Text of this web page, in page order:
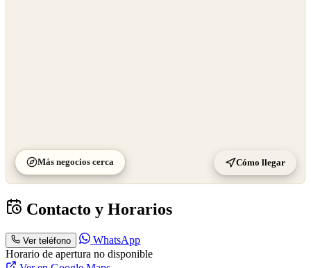
Más negocios cerca Cómo llegar
Contacto y Horarios
Ver teléfono
WhatsApp
Horario de apertura no disponible